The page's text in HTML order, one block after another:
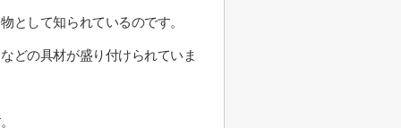
として知られているのです。
どの具材が盛り付けられていま